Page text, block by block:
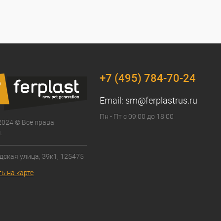
© Все права
улица, 39к1, 125475
на карте
+7 (495) 784-70-24
Email: sm@ferplastrus.ru
Пн - Пт с 09:00 до 18:00